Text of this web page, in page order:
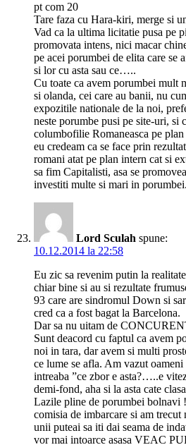
pt com 20
Tare faza cu Hara-kiri, merge si
Vad ca la ultima licitatie pusa pe
promovata intens, nici macar
pe acei porumbei de elita care
si lor cu asta sau ce…..
Cu toate ca avem porumbei mult
si olanda, cei care au banii, nu
expozitile nationale de la noi,
neste porumbe pusi pe site-uri, si
columbofilie Romaneasca pe
eu credeam ca se face prin
romani atat pe plan intern cat si
sa fim Capitalisti, asa se
investiti multe si mari in
Lord Sculah spune:
10.12.2014 la 22:58
Eu zic sa revenim putin la
chiar bine si au si rezultate
93 care are sindromul Down si
cred ca a fost bagat la Barcelona.
Dar sa nu uitam de
Sunt deacord cu faptul ca avem
noi in tara, dar avem si multi
ce lume se afla. Am vazut
intreaba ”ce zbor e asta?…..e
demi-fond, aha si la asta cate
Lazile pline de porumbei bolnavi
comisia de imbarcare si am
unii puteai sa iti dai seama de
vor mai intoarce asasa VEAC